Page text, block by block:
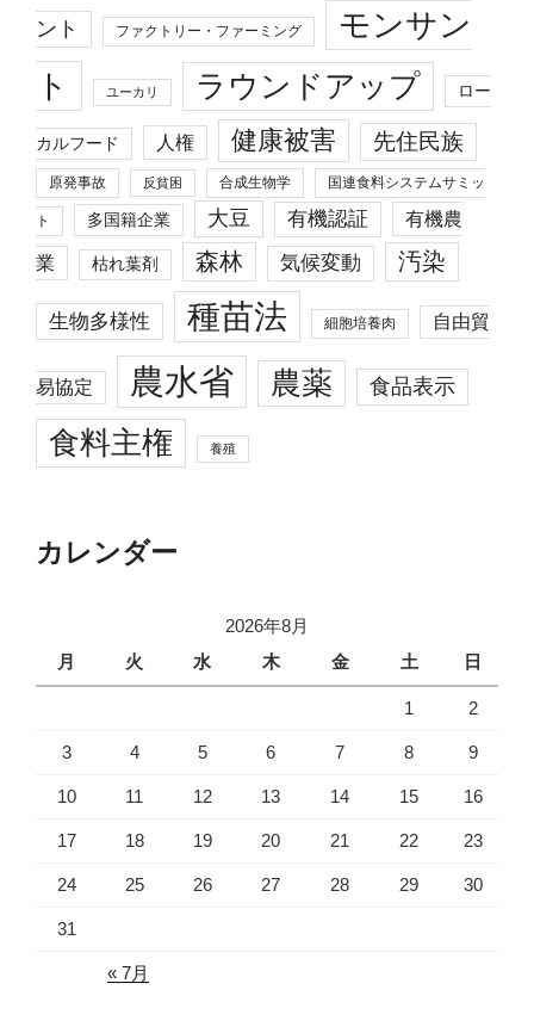
ント ファクトリー・ファーミング
モンサン
ト
ユーカリ ラウンドアップ ロー
カルフード 人権 健康被害 先住民族
原発事故 反貧困 合成生物学 国連食料システムサミッ
ト 多国籍企業 大豆 有機認証 有機農
業 枯れ葉剤 森林 気候変動 汚染
生物多様性 種苗法 細胞培養肉 自由貿
易協定 農水省 農薬 食品表示
食料主権 養殖
カレンダー
2026年8月
月
火 水 木 金 土 日
1 2
3 4 5 6 7 8 9
10 11 12 13 14 15 16
17 18 19 20 21 22 23
24 25 26 27 28 29 30
31
« 7月